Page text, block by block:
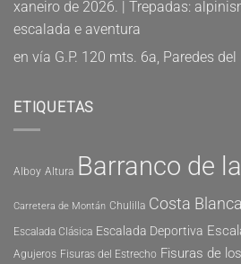
xaneiro de 2026. | Trepadas:
escalada e aventura
en vía G.P. 120 mts. 6a, Paredes
ETIQUETAS
Alboy Altura Barranco de
Carretera de Montán Chulilla Costa Blanca
Escalada Clásica Escalada Deportiva
Agujeros Fisuras del Estrecho Fisuras de